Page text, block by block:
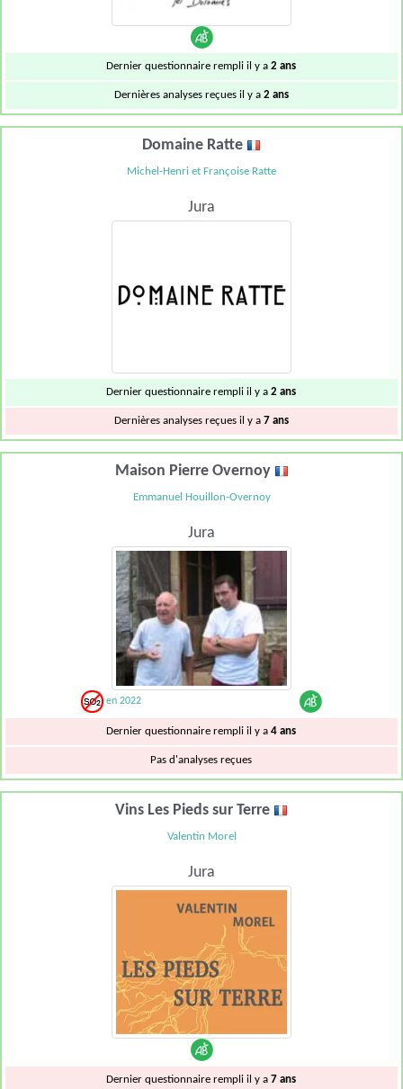
Dernier questionnaire rempli il y a2 ans
Dernières analyses reçues il y a 2 ans
Domaine Ratte
Michel-Henri et Françoise Ratte
Jura
Dernier questionnaire rempli il y a2 ans
Dernières analyses reçues il y a 7 ans
Maison Pierre Overnoy
Emmanuel Houillon-Overnoy
Jura
en 2022
Dernier questionnaire rempli il y a4 ans
Pas d'analyses reçues
Vins Les Pieds sur Terre
Valentin Morel
Jura
Dernier questionnaire rempli il y a7 ans